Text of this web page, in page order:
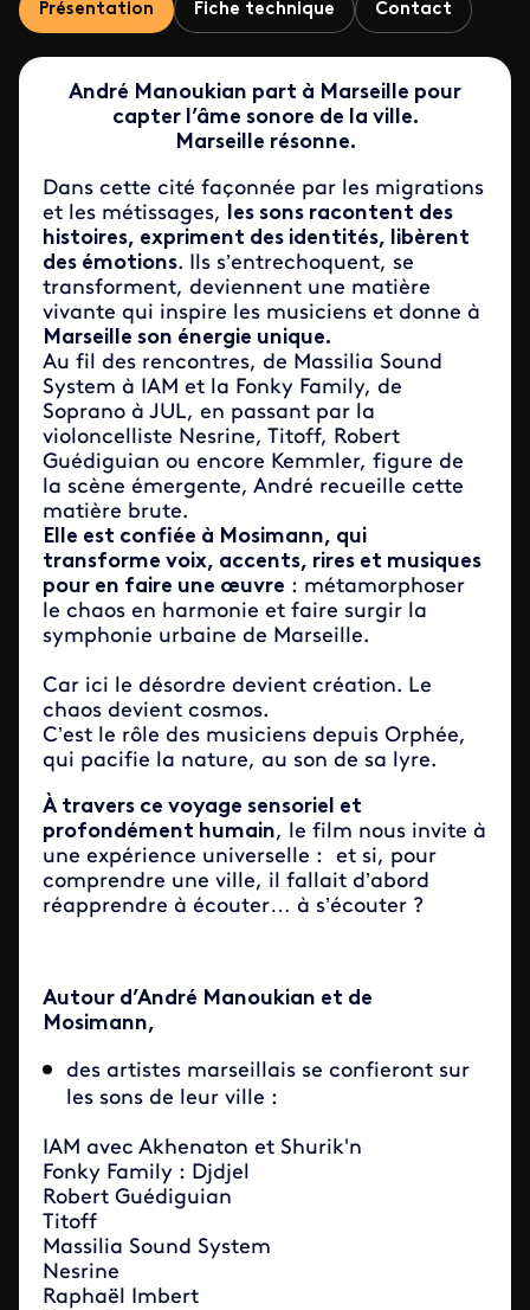
Présentation Fiche technique Contact
André Manoukian part à Marseille pour
capter l’âme sonore de la ville.
Marseille résonne.
Dans cette cité façonnée par les migrations
et les métissages, les sons racontent des
histoires, expriment des identités, libèrent
des émotions. Ils s’entrechoquent, se
transforment, deviennent une matière
vivante qui inspire les musiciens et donne à
Marseille son énergie unique.
Au fil des rencontres, de Massilia Sound
System à IAM et la Fonky Family, de
Soprano à JUL, en passant par la
violoncelliste Nesrine, Titoff, Robert
Guédiguian ou encore Kemmler, figure de
la scène émergente, André recueille cette
matière brute.
Elle est confiée à Mosimann, qui
transforme voix, accents, rires et musiques
pour en faire une œuvre : métamorphoser
le chaos en harmonie et faire surgir la
symphonie urbaine de Marseille.
Car ici le désordre devient création. Le
chaos devient cosmos.
C’est le rôle des musiciens depuis Orphée,
qui pacifie la nature, au son de sa lyre.
À travers ce voyage sensoriel et
profondément humain, le film nous invite à
une expérience universelle : et si, pour
comprendre une ville, il fallait d’abord
réapprendre à écouter… à s’écouter ?
Autour d’André Manoukian et de
Mosimann,
des artistes marseillais se confieront sur
les sons de leur ville :
IAM avec Akhenaton et Shurik'n
Fonky Family : Djdjel
Robert Guédiguian
Titoff
Massilia Sound System
Nesrine
Raphaël Imbert